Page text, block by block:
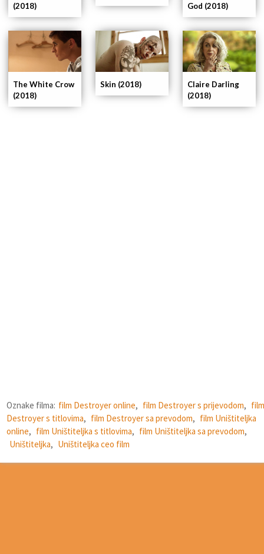
Claire Darling
(2018)
Skin (2018)
The White Crow
(2018)
God (2018)
(2018)
Oznake filma: film Destroyer online, film Destroyer s prijevodom, film
Destroyer s titlovima, film Destroyer sa prevodom, film Uništiteljka
online, film Uništiteljka s titlovima, film Uništiteljka sa prevodom,
Uništiteljka, Uništiteljka ceo film